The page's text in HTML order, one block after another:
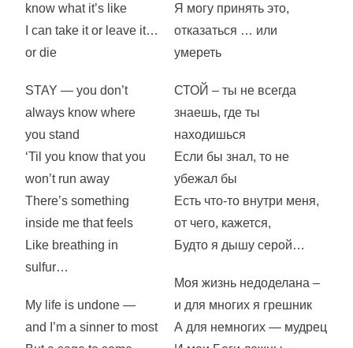
know what it’s like
I can take it or leave it…
or die
STAY — you don’t
always know where
you stand
‘Til you know that you
won’t run away
There’s something
inside me that feels
Like breathing in
sulfur…
My life is undone —
and I’m a sinner to most
Я могу принять это,
отказаться … или
умереть
СТОЙ – ты не всегда
знаешь, где ты
находишься
Если бы знал, то не
убежал бы
Есть что-то внутри меня,
от чего, кажется,
Будто я дышу серой…
Моя жизнь недоделана –
и для многих я грешник
А для немногих — мудрец